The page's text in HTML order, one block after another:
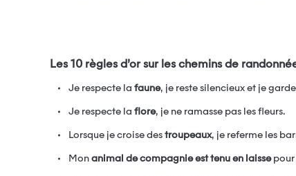
Les 10 règles d’or sur les chemins de
Je respecte la faune, je reste silencieux et je
Je respecte la flore, je ne ramasse pas les fleurs.
Lorsque je croise des troupeaux, je referme les
Mon animal de compagnie est tenu en laissepour